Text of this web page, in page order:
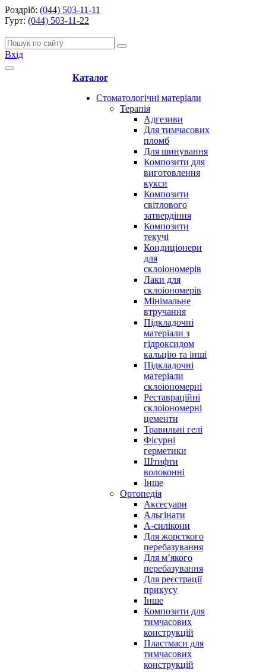
Роздріб: (044) 503-11-11
Гурт: (044) 503-11-22
Вхід
Каталог
Стоматологічні матеріали
Терапія
Адгезиви
Для тимчасових
пломб
Для шинування
Композити для
виготовлення
кукси
Композити
світлового
затвердіння
Композити
текучі
Кондиціонери
для
склоіономерів
Лаки для
склоіономерів
Мінімальне
втручання
Підкладочні
матеріали з
гідроксидом
кальцію та інші
Підкладочні
матеріали
склоіономерні
Реставраційні
склоіономерні
цементи
Травильні гелі
Фісурні
герметики
Штифти
волоконні
Інше
Ортопедія
Аксесуари
Альгінати
А-силікони
Для жорсткого
перебазування
Для м’якого
перебазування
Для реєстрації
прикусу
Інше
Композити для
тимчасових
конструкцій
Пластмаси для
тимчасових
конструкцій